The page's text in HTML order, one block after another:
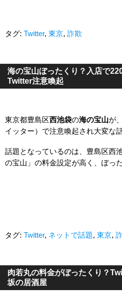
タグ: Twitter, 東京, 詐欺
海の宝山ぼったくり？入店で
Twitter注意喚起
東京都豊島区西池袋の海の宝山が、
イッター）で注意喚起され大変な
話題となっているのは、豊島区西
の宝山」の料金設定が高く、ぼっ
タグ: Twitter, ネットで話題, 東京,
肉若丸の料金がぼったくり？
坂の居酒屋